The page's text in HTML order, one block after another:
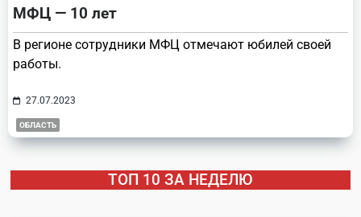
МФЦ — 10 лет
В регионе сотрудники МФЦ отмечают юбилей своей
работы.
27.07.2023
ОБЛАСТЬ
ТОП 10 ЗА НЕДЕЛЮ